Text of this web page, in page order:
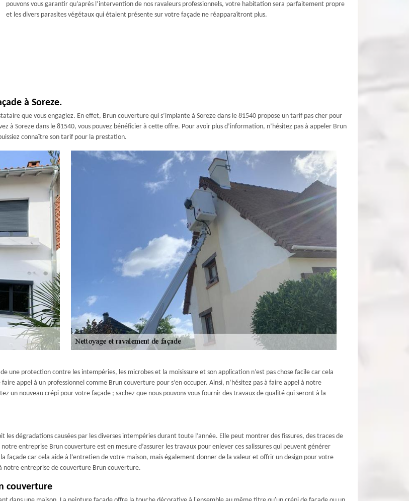
pouvons vous garantir qu’après l’intervention de nos ravaleurs professionnels, votre habitation sera parfaitement propre
et les divers parasites végétaux qui étaient présente sur votre façade ne réapparaîtront plus.
à Soreze.
que vous engagiez. En effet, Brun couverture qui s’implante à Soreze dans le 81540 propose un tarif pas cher pour
à Soreze dans le 81540, vous pouvez bénéficier à cette offre. Pour avoir plus d’information, n’hésitez pas à appeler Brun
connaître son tarif pour la prestation.
une protection contre les intempéries, les microbes et la moisissure et son application n’est pas chose facile car cela
appel à un professionnel comme Brun couverture pour s’en occuper. Ainsi, n’hésitez pas à faire appel à notre
un nouveau crépi pour votre façade ; sachez que nous pouvons vous fournir des travaux de qualité qui seront à la
les dégradations causées par les diverses intempéries durant toute l’année. Elle peut montrer des fissures, des traces de
entreprise Brun couverture est en mesure d’assurer les travaux pour enlever ces salissures qui peuvent générer
façade car cela aide à l’entretien de votre maison, mais également donner de la valeur et offrir un design pour votre
notre entreprise de couverture Brun couverture.
couverture